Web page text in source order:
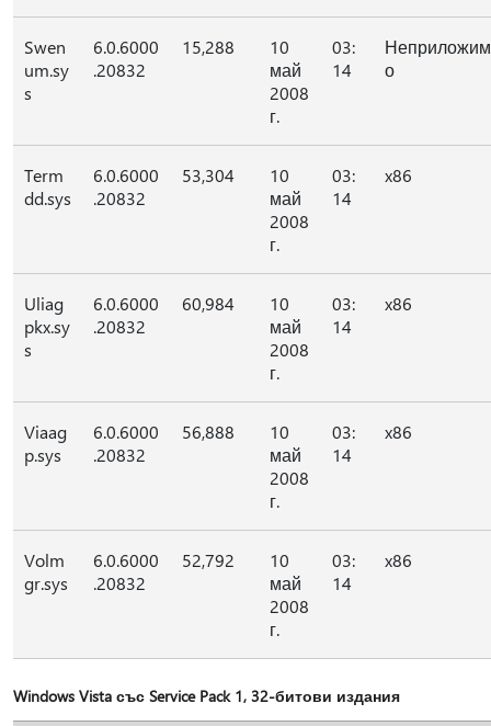
Swen
um.sy
s
6.0.6000
.20832
15,288
10
май
2008
г.
03:
14
Неприложим
о
Term
dd.sys
6.0.6000
.20832
53,304
10
май
2008
г.
03:
14
x86
Uliag
pkx.sy
s
6.0.6000
.20832
60,984
10
май
2008
г.
03:
14
x86
Viaag
p.sys
6.0.6000
.20832
56,888
10
май
2008
г.
03:
14
x86
Volm
gr.sys
6.0.6000
.20832
52,792
10
май
2008
г.
03:
14
x86
Windows Vista със Service Pack 1, 32-битови издания